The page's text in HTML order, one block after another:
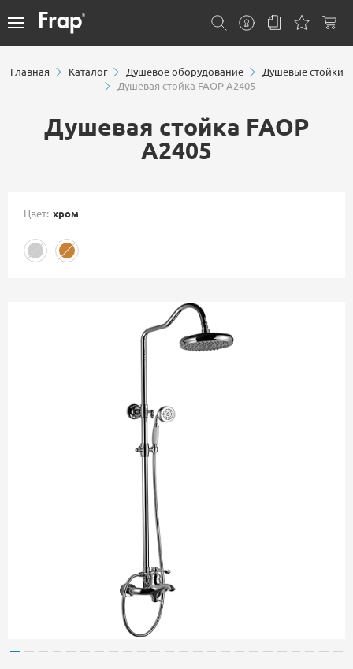
Главная Каталог Душевое оборудование
Душевые стойки
Душевая стойка FAOP A2405
Душевая стойка FAOP
A2405
Цвет: хром